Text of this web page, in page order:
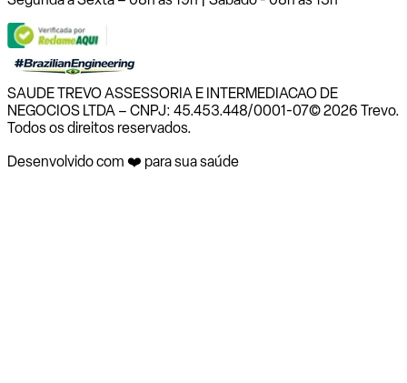
SAUDE TREVO ASSESSORIA E INTERMEDIACAO DE
NEGOCIOS LTDA – CNPJ: 45.453.448/0001-07© 2026 Trevo.
Todos os direitos reservados.
Desenvolvido com ❤️ para sua saúde